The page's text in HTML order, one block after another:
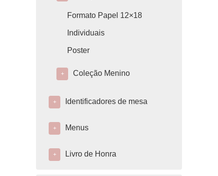
Formato Papel 12×18
Individuais
Poster
+ Coleção Menino
+ Identificadores de mesa
+ Menus
+ Livro de Honra